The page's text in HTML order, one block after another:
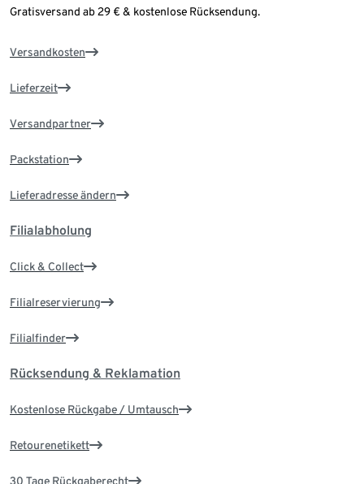
Gratisversand ab 29 € & kostenlose Rücksendung.
Versandkosten
Lieferzeit
Versandpartner
Packstation
Lieferadresse ändern
Filialabholung
Click & Collect
Filialreservierung
Filialfinder
Rücksendung & Reklamation
Kostenlose Rückgabe / Umtausch
Retourenetikett
30 Tage Rückgaberecht